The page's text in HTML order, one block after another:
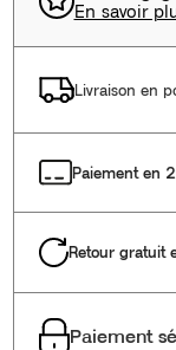
En savoir
Livraison en
Paiement en
Retour gratuit
Paiement